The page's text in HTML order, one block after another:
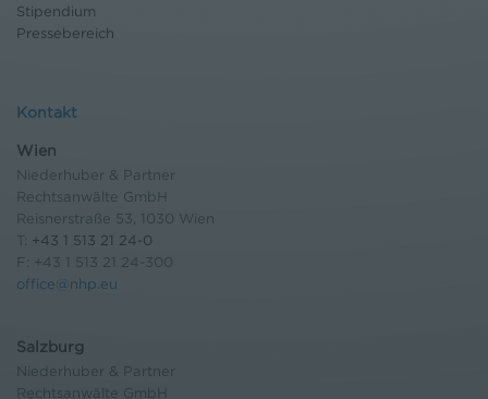
Stipendium
Pressebereich
Kontakt
Wien
Niederhuber & Partner
Rechtsanwälte GmbH
Reisnerstraße 53, 1030 Wien
T: +43 1 513 21 24-0
F: +43 1 513 21 24-300
office@nhp.eu
Salzburg
Niederhuber & Partner
Rechtsanwälte GmbH